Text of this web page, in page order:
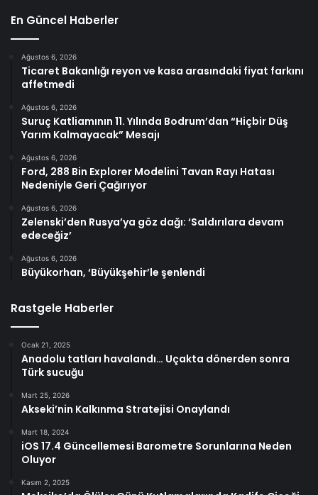
En Güncel Haberler
Ağustos 6, 2026
Ticaret Bakanlığı reyon ve kasa arasındaki fiyat farkını
affetmedi
Ağustos 6, 2026
Suruç Katliamının 11. Yılında Bodrum’dan “Hiçbir Düş
Yarım Kalmayacak” Mesajı
Ağustos 6, 2026
Ford, 288 Bin Explorer Modelini Tavan Rayı Hatası
Nedeniyle Geri Çağırıyor
Ağustos 6, 2026
Zelenski’den Rusya’ya göz dağı: ‘Saldırılara devam
edeceğiz’
Ağustos 6, 2026
Büyükorhan, ‘Büyükşehir’le şenlendi
Rastgele Haberler
Ocak 21, 2025
Anadolu tatları havalandı… Uçakta dönerden sonra
Türk sucuğu
Mart 25, 2026
Akseki’nin Kalkınma Stratejisi Onaylandı
Mart 18, 2024
iOS 17.4 Güncellemesi Barometre Sorunlarına Neden
Oluyor
Kasım 2, 2025